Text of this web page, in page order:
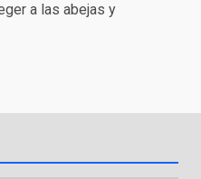
a las abejas y